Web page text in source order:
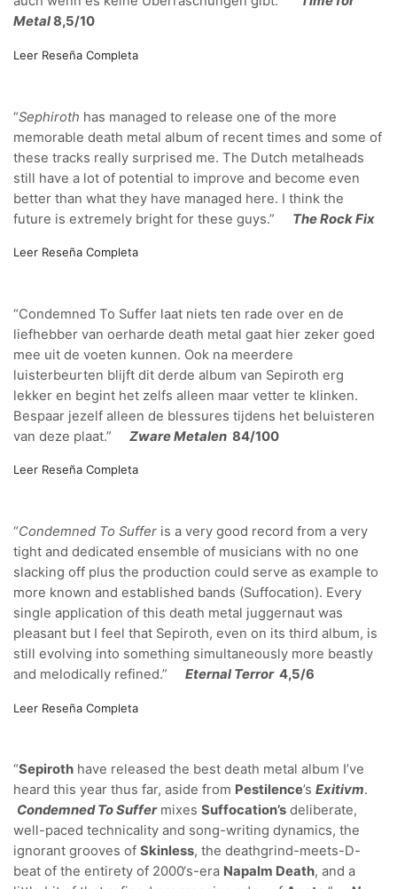
Metal8,5/10
Leer Reseña Completa
“Sephiroth has managed to release one of the more
memorable death metal album of recent times and some of
these tracks really surprised me. The Dutch metalheads
still have a lot of potential to improve and become even
better than what they have managed here. I think the
future is extremely bright for these guys.”
The Rock Fix
Leer Reseña Completa
“Condemned To Suffer laat niets ten rade over en de
liefhebber van oerharde death metal gaat hier zeker goed
mee uit de voeten kunnen. Ook na meerdere
luisterbeurten blijft dit derde album van Sepiroth erg
lekker en begint het zelfs alleen maar vetter te klinken.
Bespaar jezelf alleen de blessures tijdens het beluisteren
van deze plaat.”
Zware Metalen 84/100
Leer Reseña Completa
“Condemned To Suffer is a very good record from a very
tight and dedicated ensemble of musicians with no one
slacking off plus the production could serve as example to
more known and established bands (Suffocation). Every
single application of this death metal juggernaut was
pleasant but I feel that Sepiroth, even on its third album, is
still evolving into something simultaneously more beastly
and melodically refined.”
Eternal Terror 4,5/6
Leer Reseña Completa
“Sepiroth have released the best death metal album I’ve
heard this year thus far, aside from Pestilence’s Exitivm.
Condemned To Suffermixes Suffocation’s deliberate,
well-paced technicality and song-writing dynamics, the
ignorant grooves of Skinless, the deathgrind-meets-D-
beat of the entirety of 2000‘s-era Napalm Death, and a